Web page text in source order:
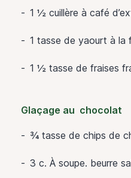
1 ½ cuillère à café
1 tasse de yaourt à la
1 ½ tasse de fraises
Glaçage au chocolat
¾ tasse de chips de
3 c. À soupe. beurre